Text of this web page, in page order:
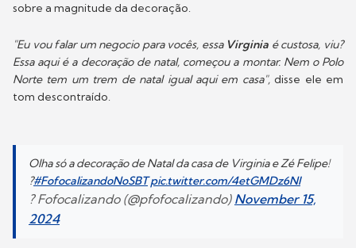
sobre a magnitude da decoração.
"Eu vou falar um negocio para vocês, essa Virginia é custosa, viu?
Essa aqui é a decoração de natal, começou a montar. Nem o Polo
Norte tem um trem de natal igual aqui em casa",disse ele em
tom descontraído.
Olha só a decoração de Natal da casa de Virginia e Zé Felipe!
?#FofocalizandoNoSBT pic.twitter.com/4etGMDz6NI
? Fofocalizando (@pfofocalizando) November 15,
2024